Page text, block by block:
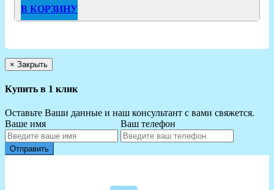
В КОРЗИНУ
× Закрыть
Купить в 1 клик
Оставьте Ваши данные и наш консультант с вами свяжется.
Ваше имя
Ваш телефон
Отправить